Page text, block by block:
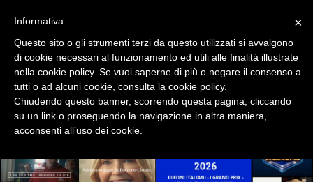
CSR
STRATEGIE
DIGITALE
×
Informativa
Questo sito o gli strumenti terzi da questo utilizzati si avvalgono
di cookie necessari al funzionamento ed utili alle finalità illustrate
nella cookie policy. Se vuoi saperne di più o negare il consenso a
tutti o ad alcuni cookie, consulta la cookie policy.
Chiudendo questo banner, scorrendo questa pagina, cliccando
su un link o proseguendo la navigazione in altra maniera,
acconsenti all’uso dei cookie.